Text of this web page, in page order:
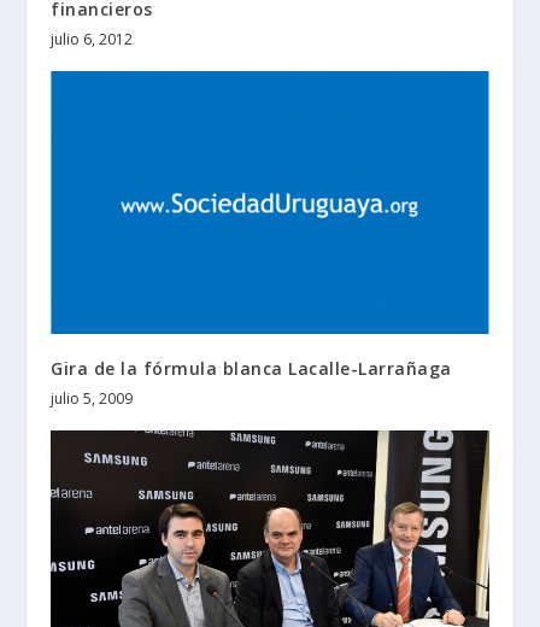
financieros
julio 6, 2012
Gira de la fórmula blanca Lacalle-Larrañaga
julio 5, 2009